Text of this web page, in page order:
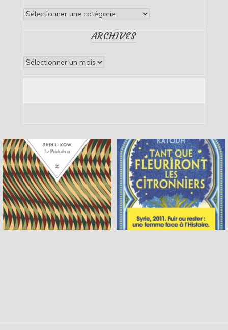
Catégories
ARCHIVES
Archives